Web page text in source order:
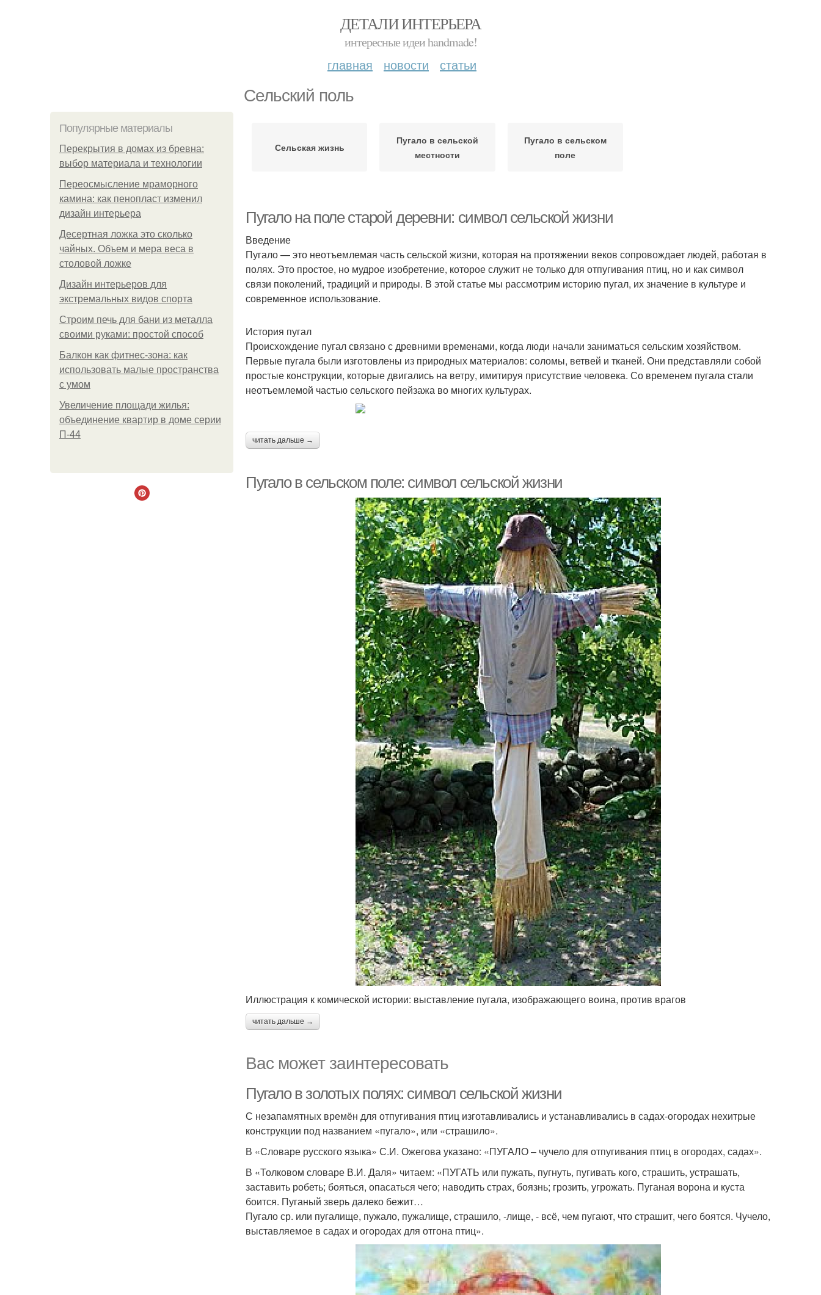
ДЕТАЛИ ИНТЕРЬЕРА
интересные идеи handmade!
главная новости статьи
Сельский поль
Популярные материалы
Перекрытия в домах из бревна:
выбор материала и технологии
Переосмысление мраморного
камина: как пенопласт изменил
дизайн интерьера
Десертная ложка это сколько
чайных. Объем и мера веса в
столовой ложке
Дизайн интерьеров для
экстремальных видов спорта
Строим печь для бани из металла
своими руками: простой способ
Балкон как фитнес-зона: как
использовать малые пространства
с умом
Увеличение площади жилья:
объединение квартир в доме серии
П-44
Сельская жизнь
Пугало в сельской
местности
Пугало в сельском
поле
Пугало на поле старой деревни: символ сельской жизни
Введение
Пугало — это неотъемлемая часть сельской жизни, которая на протяжении веков сопровождает людей, работая в
полях. Это простое, но мудрое изобретение, которое служит не только для отпугивания птиц, но и как символ
связи поколений, традиций и природы. В этой статье мы рассмотрим историю пугал, их значение в культуре и
современное использование.
История пугал
Происхождение пугал связано с древними временами, когда люди начали заниматься сельским хозяйством.
Первые пугала были изготовлены из природных материалов: соломы, ветвей и тканей. Они представляли собой
простые конструкции, которые двигались на ветру, имитируя присутствие человека. Со временем пугала стали
неотъемлемой частью сельского пейзажа во многих культурах.
читать дальше →
Пугало в сельском поле: символ сельской жизни
Иллюстрация к комической истории: выставление пугала, изображающего воина, против врагов
читать дальше →
Вас может заинтересовать
Пугало в золотых полях: символ сельской жизни
С незапамятных времён для отпугивания птиц изготавливались и устанавливались в садах-огородах нехитрые
конструкции под названием «пугало», или «страшило».
В «Словаре русского языка» С.И. Ожегова указано: «ПУГАЛО – чучело для отпугивания птиц в огородах, садах».
В «Толковом словаре В.И. Даля» читаем: «ПУГАТЬ или пужать, пугнуть, пугивать кого, страшить, устрашать,
заставить робеть; бояться, опасаться чего; наводить страх, боязнь; грозить, угрожать. Пуганая ворона и куста
боится. Пуганый зверь далеко бежит…
Пугало ср. или пугалище, пужало, пужалище, страшило, -лище, - всё, чем пугают, что страшит, чего боятся. Чучело,
выставляемое в садах и огородах для отгона птиц».